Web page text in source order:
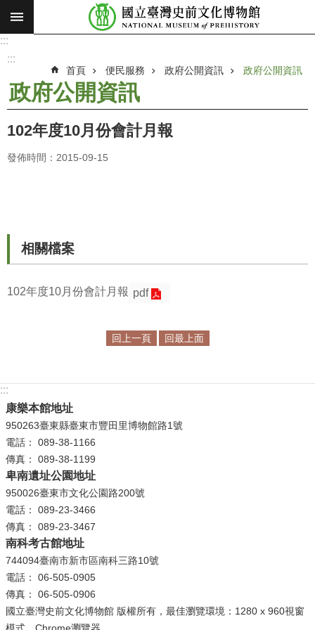
跳到主要內容區塊
搜
願
使
命
參
展
認
識
我
們
便
民
服
務
性
別
平
:::
:::
首頁 便民服務 政府公開資訊 政府公開資訊
政府公開資訊
102年度10月份會計月報
發佈時間：2015-09-15
相關檔案
102年度10月份會計月報 pdf
回上一頁 回最上面
:::
康樂本館地址
950263臺東縣臺東市豐田里博物館路1號
電話： 089-38-1166
傳真： 089-38-1199
卑南遺址公園地址
950026臺東市文化公園路200號
電話： 089-23-3466
傳真： 089-23-3467
南科考古館地址
744094臺南市新市區南科三路10號
電話： 06-505-0905
傳真： 06-505-0906
國立臺灣史前文化博物館 版權所有，最佳瀏覽環境：1280 x 960視窗